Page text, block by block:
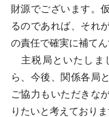
財源でございます。
るのであれば、それ
の責任で確実に補て
主税局といたしま
ら、今後、関係各局
ご協力もいただきな
りたいと考えておりま